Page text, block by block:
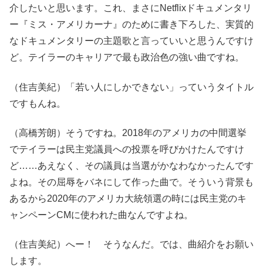
介したいと思います。これ、まさにNetflixドキュメンタリ
ー『ミス・アメリカーナ』のために書き下ろした、実質的
なドキュメンタリーの主題歌と言っていいと思うんですけ
ど。テイラーのキャリアで最も政治色の強い曲ですね。
（住吉美紀）「若い人にしかできない」っていうタイトル
ですもんね。
（高橋芳朗）そうですね。2018年のアメリカの中間選挙
でテイラーは民主党議員への投票を呼びかけたんですけ
ど……あえなく、その議員は当選がかなわなかったんです
よね。その屈辱をバネにして作った曲で。そういう背景も
あるから2020年のアメリカ大統領選の時には民主党のキ
ャンペーンCMに使われた曲なんですよね。
（住吉美紀）へー！ そうなんだ。では、曲紹介をお願い
します。